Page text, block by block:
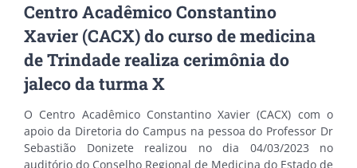
Centro Acadêmico Constantino
Xavier (CACX) do curso de medicina
de Trindade realiza cerimônia do
jaleco da turma X
O Centro Acadêmico Constantino Xavier (CACX) com o
apoio da Diretoria do Campus na pessoa do Professor Dr
Sebastião Donizete realizou no dia 04/03/2023 no
auditório do Conselho Regional de Medicina do Estado de